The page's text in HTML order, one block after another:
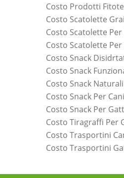
Costo Prodotti
Costo Scatolette
Costo Scatolette Per
Costo Scatolette
Costo Snack
Costo Snack
Costo Snack
Costo Snack Per Cani
Costo Snack Per
Costo Tiragraffi Per
Costo Trasportini
Costo Trasportini